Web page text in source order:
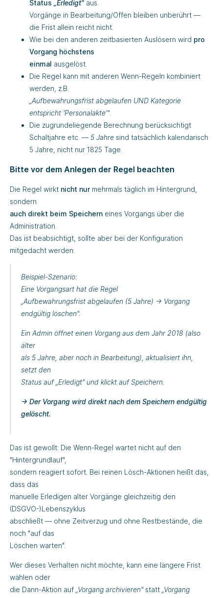
Status
„Erledigt" aus.
Vorgänge in Bearbeitung/Offen bleiben unberührt —
die Frist allein reicht nicht.
Wie bei den anderen zeitbasierten Auslösern wird pro
Vorgang höchstens
einmal ausgelöst.
Die Regel kann mit anderen Wenn-Regeln kombiniert
werden, z.B.
„Aufbewahrungsfrist abgelaufen UND Kategorie
entspricht 'Personalakte'".
Die zugrundeliegende Berechnung berücksichtigt
Schaltjahre etc. — 5 Jahre sind tatsächlich kalendarisch
5 Jahre, nicht nur 1825 Tage.
Bitte vor dem Anlegen der Regel beachten
Die Regel wirkt nicht nur mehrmals täglich im Hintergrund,
sondern
auch direkt beim Speichern eines Vorgangs über die
Administration.
Das ist beabsichtigt, sollte aber bei der Konfiguration
mitgedacht werden:
Beispiel-Szenario:
Eine Vorgangsart hat die Regel
„Aufbewahrungsfrist abgelaufen (5 Jahre) → Vorgang
endgültig löschen".
Ein Admin öffnet einen Vorgang aus dem Jahr 2018 (also
älter
als 5 Jahre, aber noch in Bearbeitung), aktualisiert ihn,
setzt den
Status auf „Erledigt"und klickt aufSpeichern
→ Der Vorgang wird direkt nach dem Speichern endgültig
gelöscht.
Das ist gewollt: Die Wenn-Regel wartet nicht auf den
"Hintergrundlauf",
sondern reagiert sofort. Bei reinen Lösch-Aktionen heißt das,
dass das
manuelle Erledigen alter Vorgänge gleichzeitig den
(DSGVO-)Lebenszyklus
abschließt — ohne Zeitverzug und ohne Restbestände, die
noch "auf das
Löschen warten".
Wer dieses Verhalten nicht möchte, kann eine längere Frist
wählen oder
die Dann-Aktion auf „Vorgang archivieren"statt „Vorgang